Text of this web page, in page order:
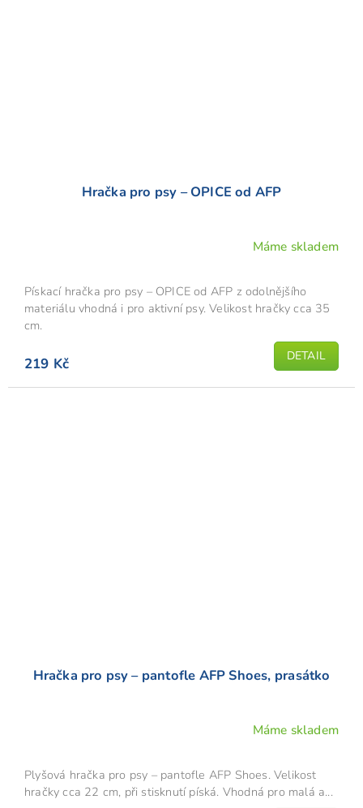
Hračka pro psy – OPICE od AFP
Máme skladem
219 Kč DETAIL
Pískací hračka pro psy – OPICE od AFP z odolnějšího
materiálu vhodná i pro aktivní psy. Velikost hračky cca 35
cm.
Hračka pro psy – pantofle AFP Shoes, prasátko
Máme skladem
Plyšová hračka pro psy – pantofle AFP Shoes. Velikost
hračky cca 22 cm, při stisknutí píská. Vhodná pro malá a...